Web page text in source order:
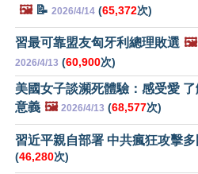
🖼️📝 2026/4/14 (65,372次)
習最可靠盟友匈牙利總理敗選 🖼️
2026/4/13 (60,900次)
美國女子談瀕死體驗：感受愛
意義 🖼️ 2026/4/13 (68,577次)
習近平親自部署 中共瘋狂攻擊
(46,280次)